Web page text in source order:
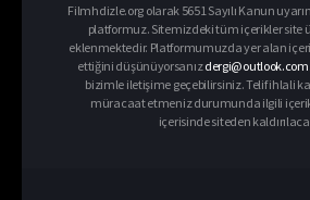
Filmhdizle.org olarak 5651 Sayılı Kanun
platformuz. Sitemizdeki tüm içerikler site
eklenmektedir. Platformumuzda yer alan
ettiğini düşünüyorsanız
bizimle iletişime geçebilirsiniz. Telif ihlali
müracaat etmeniz durumunda ilgili içerik
içerisinde siteden